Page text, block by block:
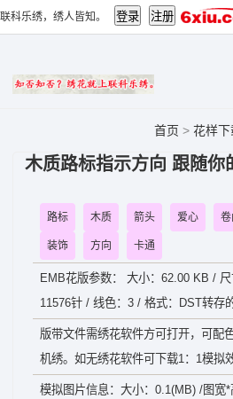
联科乐绣，绣人皆知。
首页 > 花样
木质路标指示方向 跟随你
路标 木质 箭头 爱心
装饰 方向 卡通
EMB花版参数： 大小：62.00 KB / 尺
11576针 / 线色：3 / 格式：DST转存
版带文件需绣花软件方可打开，可配
机绣。如无绣花软件可下载1：1模拟
模拟图片信息：大小：0.1(MB) /图宽